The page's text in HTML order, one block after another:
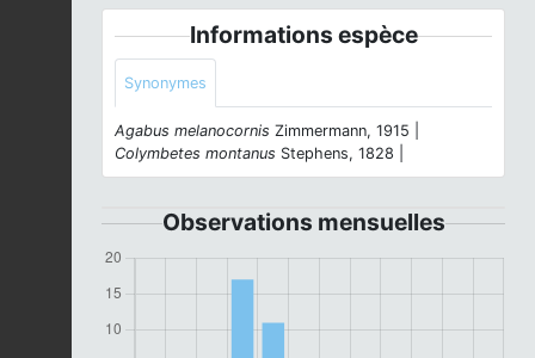
Informations espèce
Synonymes
Agabus melanocornis Zimmermann, 1915 |
Colymbetes montanus Stephens, 1828 |
Observations mensuelles